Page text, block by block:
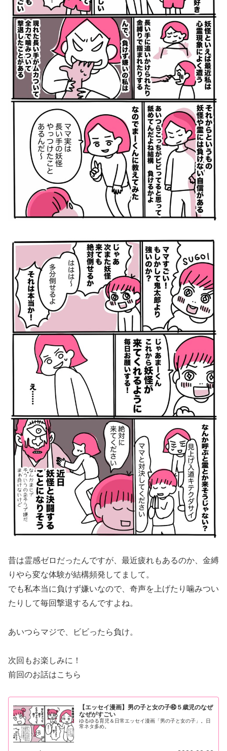
昔は霊感ゼロだったんですが、最近疲れもあるのか、金縛
りやら変な体験が結構頻発してまして。
でも私本当に負けず嫌いなので、奇声を上げたり噛みつい
たりして毎回撃退するんですよね。
あいつらマジで、ビビったら負け。
次回もお楽しみに！
前回のお話はこちら
【エッセイ漫画】男の子と女の子㊵５歳児のなぜ
なぜがすごい
ゆるゆる育児＆日常エッセイ漫画「男の子と女の子」。日
常ネタ多め。